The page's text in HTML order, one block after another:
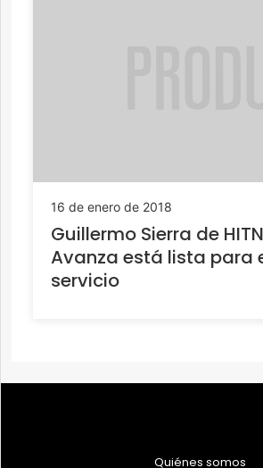
16 de enero de 2018
Guillermo Sierra de
Avanza está lista para
servicio
Quiénes somos